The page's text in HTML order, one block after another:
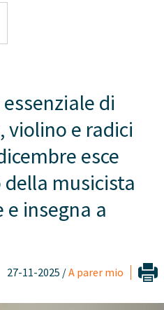
di
violino e radici
esce
musicista
e insegna a
27-11-2025 /A parer mio